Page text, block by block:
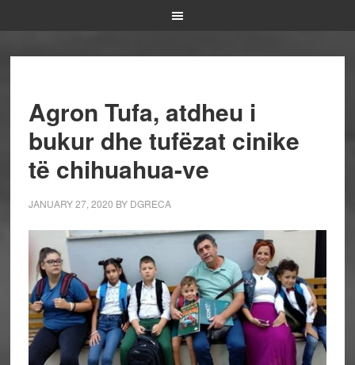
Agron Tufa, atdheu i
bukur dhe tufëzat cinike
të chihuahua-ve
JANUARY 27, 2020 BY DGRECA